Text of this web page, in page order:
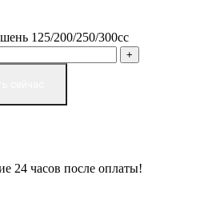
125/200/250/300сс
24 часов после оплаты!